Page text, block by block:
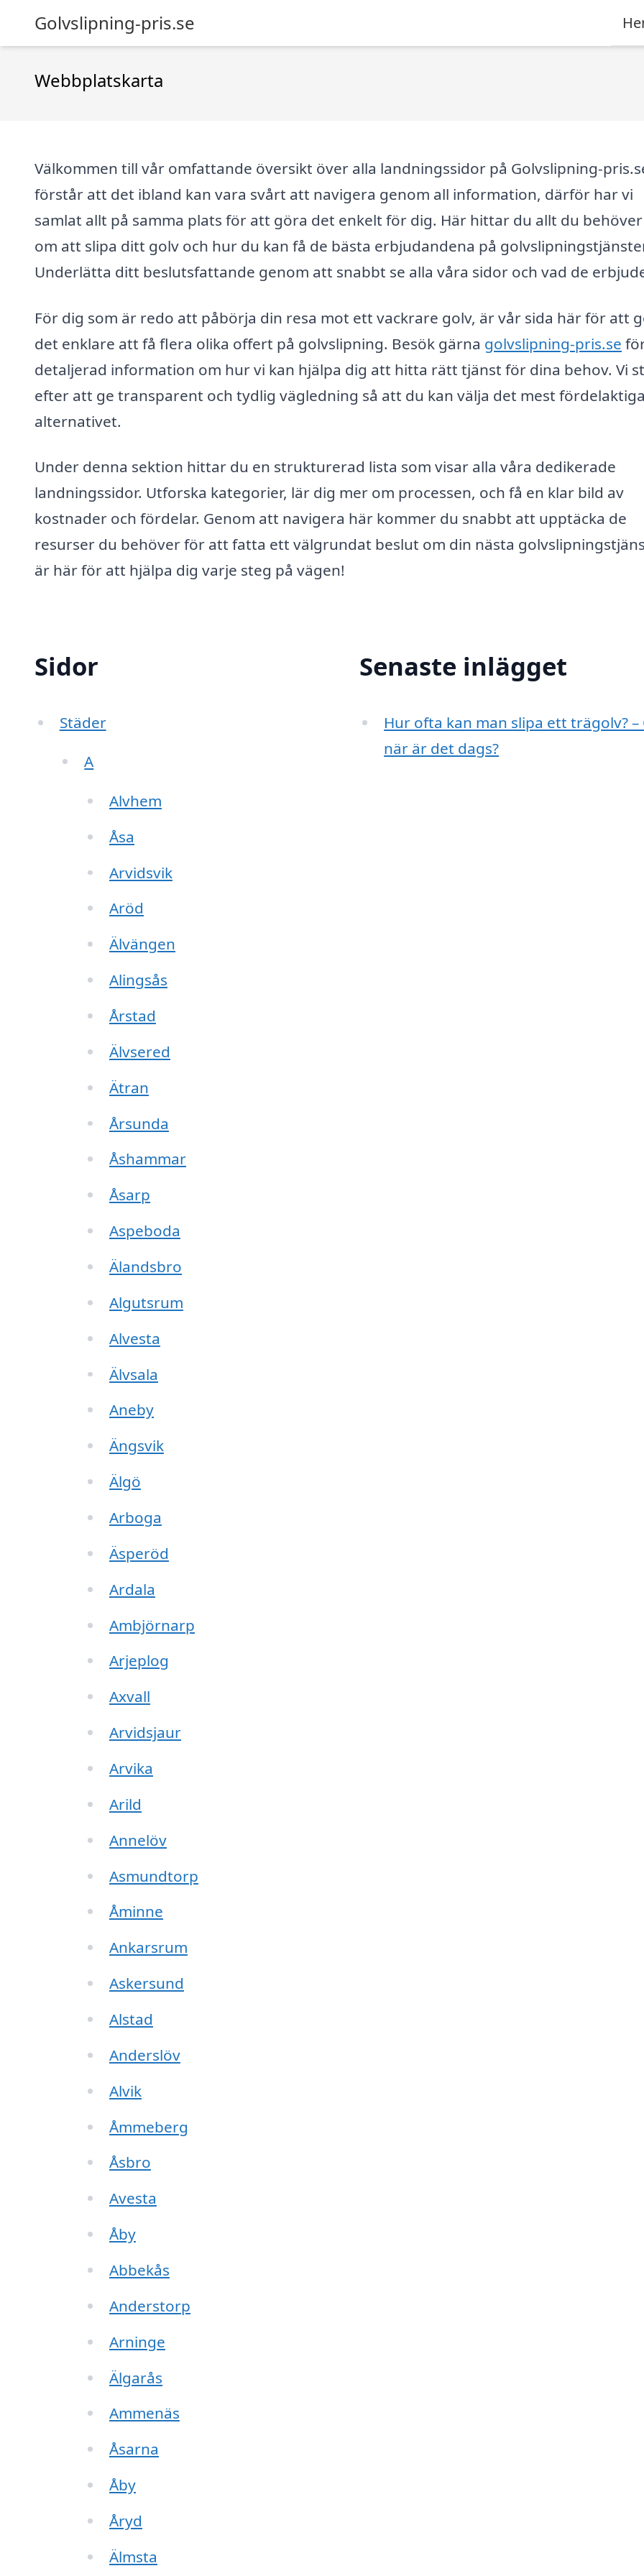
Golvslipning-pris.se
Webbplatskarta
Välkommen till vår omfattande översikt över alla landningssidor på Golvslipning-
förstår att det ibland kan vara svårt att navigera genom all information, därför har vi
samlat allt på samma plats för att göra det enkelt för dig. Här hittar du allt du
om att slipa ditt golv och hur du kan få de bästa erbjudandena på
Underlätta ditt beslutsfattande genom att snabbt se alla våra sidor och vad de
För dig som är redo att påbörja din resa mot ett vackrare golv, är vår sida här för att
det enklare att få flera olika offert på golvslipning. Besök gärna golvslipning-pris.se
detaljerad information om hur vi kan hjälpa dig att hitta rätt tjänst för dina behov. Vi
efter att ge transparent och tydlig vägledning så att du kan välja det mest
alternativet.
Under denna sektion hittar du en strukturerad lista som visar alla våra dedikerade
landningssidor. Utforska kategorier, lär dig mer om processen, och få en klar bild av
kostnader och fördelar. Genom att navigera här kommer du snabbt att upptäcka de
resurser du behöver för att fatta ett välgrundat beslut om din nästa
är här för att hjälpa dig varje steg på vägen!
Sidor
Städer
A
Alvhem
Åsa
Arvidsvik
Aröd
Älvängen
Alingsås
Årstad
Älvsered
Ätran
Årsunda
Åshammar
Åsarp
Aspeboda
Älandsbro
Algutsrum
Alvesta
Älvsala
Aneby
Ängsvik
Älgö
Arboga
Äsperöd
Ardala
Ambjörnarp
Arjeplog
Axvall
Arvidsjaur
Arvika
Arild
Annelöv
Asmundtorp
Åminne
Ankarsrum
Askersund
Alstad
Anderslöv
Alvik
Åmmeberg
Åsbro
Avesta
Åby
Abbekås
Anderstorp
Arninge
Älgarås
Ammenäs
Åsarna
Åby
Åryd
Älmsta
Senaste inlägget
Hur ofta kan man slipa ett trägolv? –
när är det dags?